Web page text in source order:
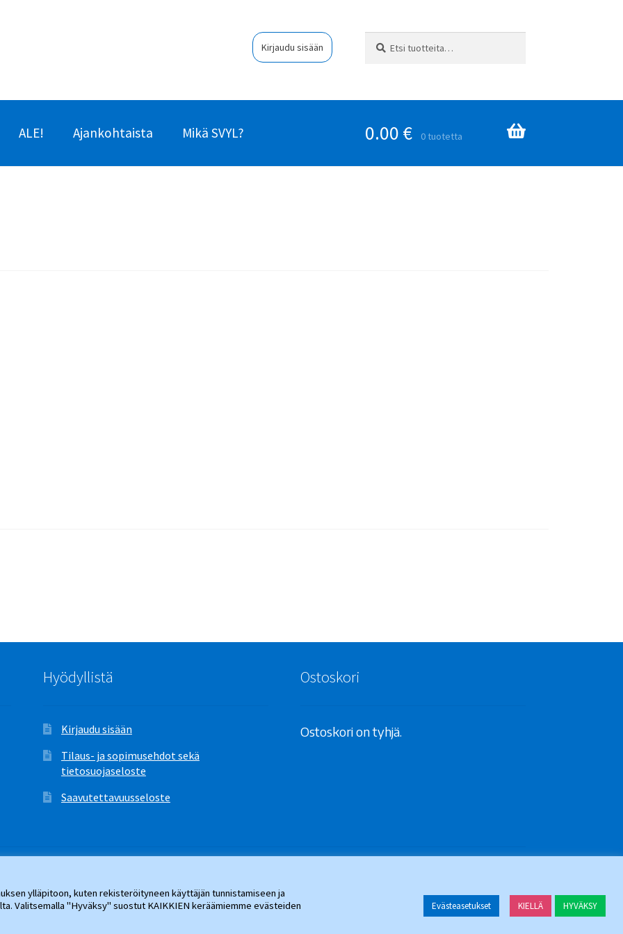
Kirjaudu sisään
ALE! Ajankohtaista Mikä SVYL? 0.00 € 0 tuotetta
Hyödyllistä
Kirjaudu sisään
Tilaus- ja sopimusehdot sekä
tietosuojaseloste
Saavutettavuusseloste
Ostoskori
Ostoskori on tyhjä.
ylläpitoon, kuten rekisteröityneen käyttäjän tunnistamiseen ja
Valitsemalla "Hyväksy" suostut KAIKKIEN keräämiemme evästeiden
Evästeasetukset KIELLÄ HYVÄKSY